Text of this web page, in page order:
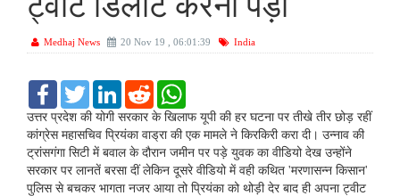
Medhaj News 20 Nov 19 , 06:01:39 India
F
c
e
o
o
k
T
i
t
e
r
L
n
k
d
I
n
R
d
d
i
t
a
t
s
A
p
p
उत्तर प्रदेश की योगी सरकार के खिलाफ यूपी की हर घटना पर तीखे तीर छोड़ रहीं
कांग्रेस महासचिव प्रियंका वाड्रा की एक मामले ने किरकिरी करा दी। उन्नाव की
ट्रांसगंगा सिटी में बवाल के दौरान जमीन पर पड़े युवक का वीडियो देख उन्होंने
सरकार पर लानतें बरसा दीं लेकिन दूसरे वीडियो में वही कथित 'मरणासन्न किसान'
पुलिस से बचकर भागता नजर आया तो प्रियंका को थोड़ी देर बाद ही अपना ट्वीट